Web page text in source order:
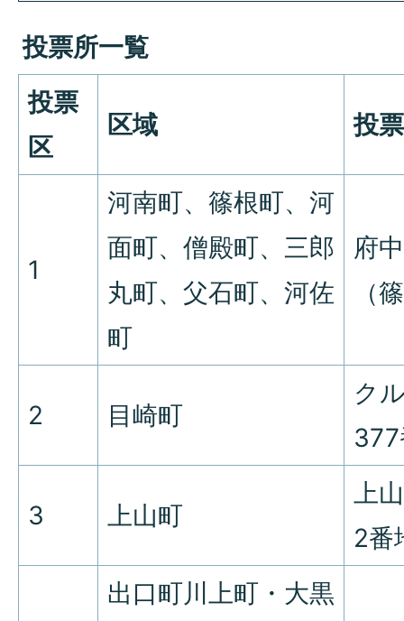
投票所一覧
投票
区
区域 投
1
河南町、篠根町、河
面町、僧殿町、三郎
丸町、父石町、河佐
町
府
（
2 目崎町
ク
3 上山町
上
2番
出口町川上町・大黒